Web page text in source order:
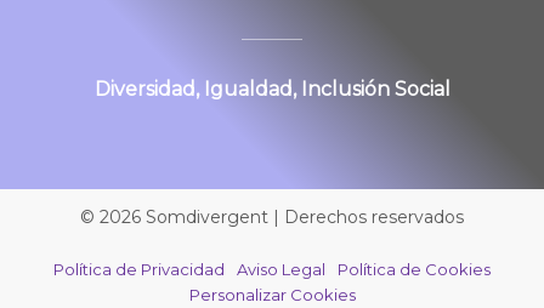
Diversidad, Igualdad, Inclusión Social
© 2026 Somdivergent | Derechos reservados
Política de Privacidad Aviso Legal
Política de Cookies
Personalizar Cookies